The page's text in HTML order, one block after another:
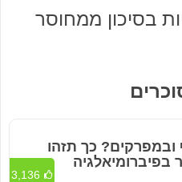
בסיכון ממחוסר
ובמפרקים? כך תזהו
בפיברומיאלגיה
3,136